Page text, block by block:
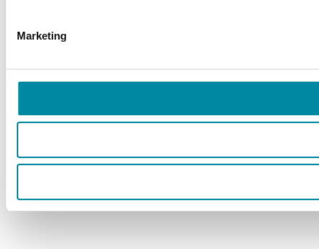
Marketing